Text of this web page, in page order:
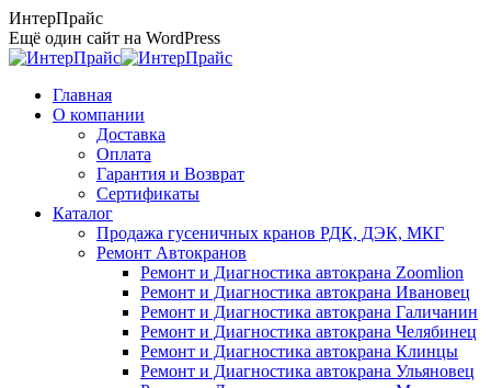
Перейти
к
содержанию
ИнтерПрайс
Ещё один сайт на WordPress
Главная
О компании
Доставка
Оплата
Гарантия и Возврат
Сертификаты
Каталог
Продажа гусеничных кранов РДК, ДЭК, МКГ
Ремонт Автокранов
Ремонт и Диагностика автокрана Zoomlion
Ремонт и Диагностика автокрана Ивановец
Ремонт и Диагностика автокрана Галичанин
Ремонт и Диагностика автокрана Челябинец
Ремонт и Диагностика автокрана Клинцы
Ремонт и Диагностика автокрана Ульяновец